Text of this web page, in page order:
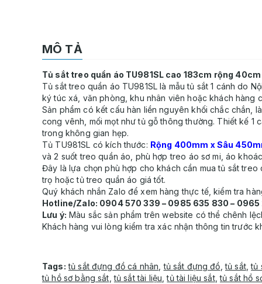
MÔ TẢ
Tủ sắt treo quần áo TU981SL cao 183cm rộng 40cm
Tủ sắt treo quần áo TU981SL là mẫu tủ sắt 1 cánh do
ký túc xá, văn phòng, khu nhân viên hoặc khách hàng
Sản phẩm có kết cấu hàn liền nguyên khối chắc chắn,
cong vênh, mối mọt như tủ gỗ thông thường. Thiết kế 1
trong không gian hẹp.
Tủ TU981SL có kích thước: Rộng 400mm x Sâu
và 2 suốt treo quần áo, phù hợp treo áo sơ mi, áo
Đây là lựa chọn phù hợp cho khách cần mua tủ sắt treo
trọ hoặc tủ treo quần áo giá tốt.
Quý khách nhắn Zalo để xem hàng thực tế, kiểm tra
Hotline/Zalo: 0904 570 339 – 0985 635 830 – 0965
Lưu ý: Màu sắc sản phẩm trên website có thể chênh
Khách hàng vui lòng kiểm tra xác nhận thông tin trước
Tags: tủ sắt đựng đồ cá nhân ,tủ sắt đựng đồ ,tủ sắt,tủ
tủ hồ sơ bằng sắt ,tủ sắt tài liệu ,tủ tài liệu sắt,tủ sắt hồ